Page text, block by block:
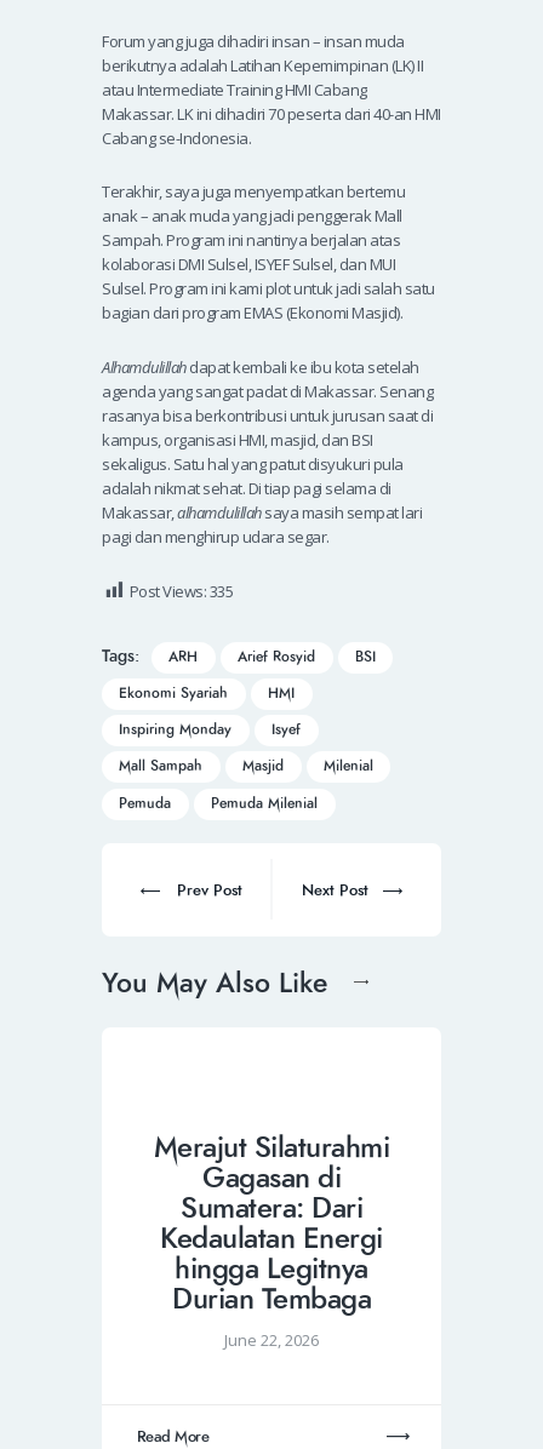
Forum yang juga dihadiri insan – insan muda
berikutnya adalah Latihan Kepemimpinan (LK) II
atau Intermediate Training HMI Cabang
Makassar. LK ini dihadiri 70 peserta dari 40-an HMI
Cabang se-Indonesia.
Terakhir, saya juga menyempatkan bertemu
anak – anak muda yang jadi penggerak Mall
Sampah. Program ini nantinya berjalan atas
kolaborasi DMI Sulsel, ISYEF Sulsel, dan MUI
Sulsel. Program ini kami plot untuk jadi salah satu
bagian dari program EMAS (Ekonomi Masjid).
Alhamdulillahdapat kembali ke ibu kota setelah
agenda yang sangat padat di Makassar. Senang
rasanya bisa berkontribusi untuk jurusan saat di
kampus, organisasi HMI, masjid, dan BSI
sekaligus. Satu hal yang patut disyukuri pula
adalah nikmat sehat. Di tiap pagi selama di
Makassar,alhamdulillahsaya masih sempat lari
pagi dan menghirup udara segar.
Post Views:335
Tags: ARH Arief Rosyid
BSI
Ekonomi Syariah
HMI
Inspiring Monday
Isyef
Mall Sampah
Masjid
Milenial
Pemuda
Pemuda Milenial
Prev Post Next Post
You May Also Like
Merajut Silaturahmi
Gagasan di
Sumatera: Dari
Kedaulatan Energi
hingga Legitnya
Durian Tembaga
June 22, 2026
Read More